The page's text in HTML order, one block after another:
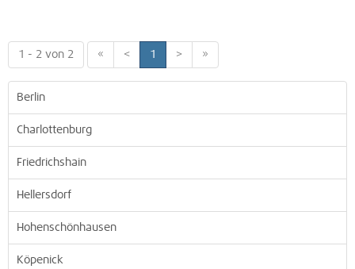
1 - 2 von 2 « < 1 > »
Berlin
Charlottenburg
Friedrichshain
Hellersdorf
Hohenschönhausen
Köpenick